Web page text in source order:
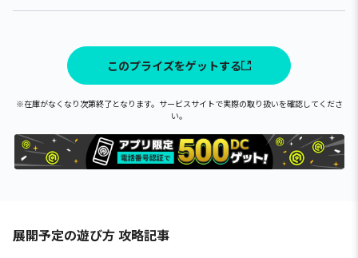
このプライズをゲットする
※在庫がなくなり次第終了となります。サービスサイトで実際の取り扱いを確認してくださ
い。
展開予定の遊び方 攻略記事